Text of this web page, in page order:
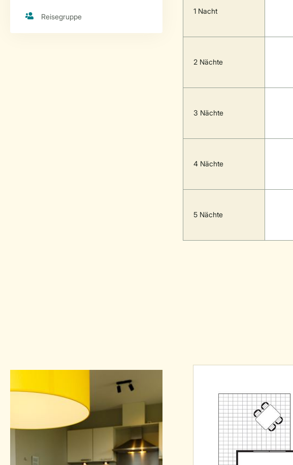
1 Nacht
2 Nächte
3 Nächte
4 Nächte
5 Nächte